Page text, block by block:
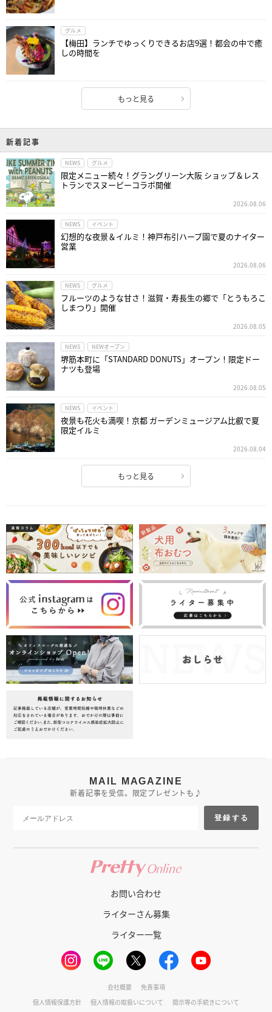
グルメ
【梅田】ランチでゆっくりできるお店9選！都会の中で癒
しの時間を
もっと見る
新着記事
NEWS グルメ
限定メニュー続々！グラングリーン大阪 ショップ＆レス
トランでスヌーピーコラボ開催
2026.08.06
NEWS イベント
幻想的な夜景＆イルミ！神戸布引ハーブ園で夏のナイター
営業
2026.08.06
NEWS グルメ
フルーツのような甘さ！滋賀・寿長生の郷で「とうもろこ
しまつり」開催
2026.08.05
NEWS NEWオープン
堺筋本町に「STANDARD DONUTS」オープン！限定ドー
ナツも登場
2026.08.05
NEWS イベント
夜景も花火も満喫！京都 ガーデンミュージアム比叡で夏
限定イルミ
2026.08.04
もっと見る
MAIL MAGAZINE
新着記事を受信。限定プレゼントも♪
登録する
お問い合わせ
ライターさん募集
ライター一覧
会社概要
免責事項
個人情報保護方針
個人情報の取扱いについて 開示等の手続きについて